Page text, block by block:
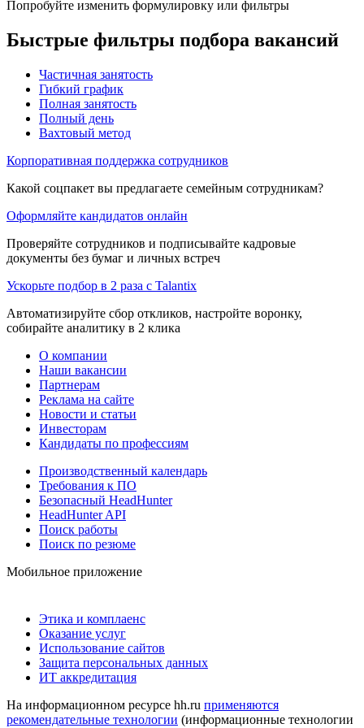
Попробуйте изменить формулировку или фильтры
Быстрые фильтры подбора вакансий
Частичная занятость
Гибкий график
Полная занятость
Полный день
Вахтовый метод
Корпоративная поддержка сотрудников
Какой соцпакет вы предлагаете семейным сотрудникам?
Оформляйте кандидатов онлайн
Проверяйте сотрудников и подписывайте кадровые
документы без бумаг и личных встреч
Ускорьте подбор в 2 раза с Talantix
Автоматизируйте сбор откликов, настройте воронку,
собирайте аналитику в 2 клика
О компании
Наши вакансии
Партнерам
Реклама на сайте
Новости и статьи
Инвесторам
Кандидаты по профессиям
Производственный календарь
Требования к ПО
Безопасный HeadHunter
HeadHunter API
Поиск работы
Поиск по резюме
Мобильное приложение
Этика и комплаенс
Оказание услуг
Использование сайтов
Защита персональных данных
ИТ аккредитация
На информационном ресурсе hh.ru применяются
рекомендательные технологии (информационные технологии